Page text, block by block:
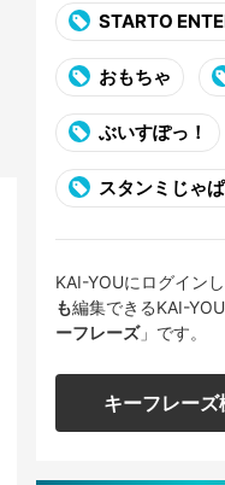
STARTO
おもちゃ
ぶいすぽっ！
スタンミじゃ
KAI-YOUにログイン
も編集できるKAI-
ーフレーズ」です。
キーフレー